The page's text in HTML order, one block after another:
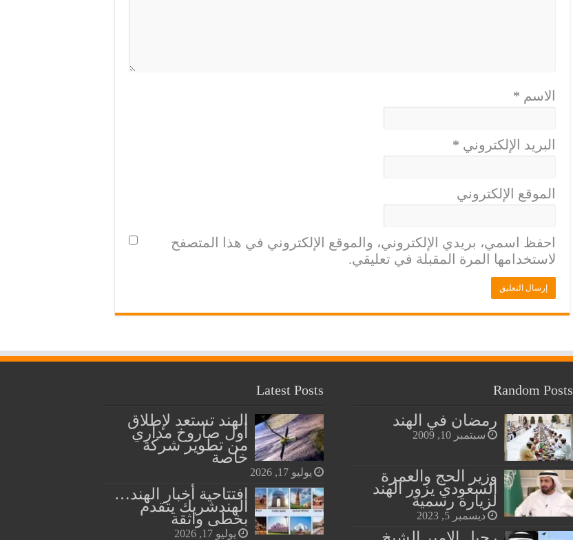
الاسم *
البريد الإلكتروني *
الموقع الإلكتروني
احفظ اسمي، بريدي الإلكتروني، والموقع الإلكتروني في هذا المتصفح
لاستخدامها المرة المقبلة في تعليقي.
Random Posts
رمضان في الهند
سبتمبر 10, 2009
وزير الحج والعمرة
السعودي يزور الهند
لزيارة رسمية
ديسمبر 5, 2023
Latest Posts
الهند تستعد لإطلاق
أول صاروخ مداري
من تطوير شركة
خاصة
يوليو 17, 2026
افتتاحية أخبار الهند…
الهندشريك يتقدم
بخطى واثقة
يوليو 17, 2026